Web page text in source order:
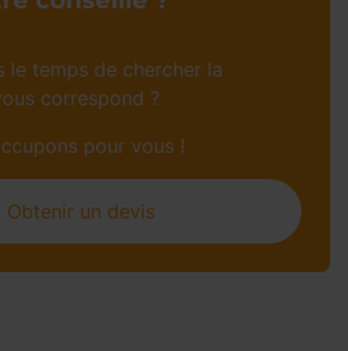
le temps de chercher la
correspond ?
pour vous !
Obtenir un devis